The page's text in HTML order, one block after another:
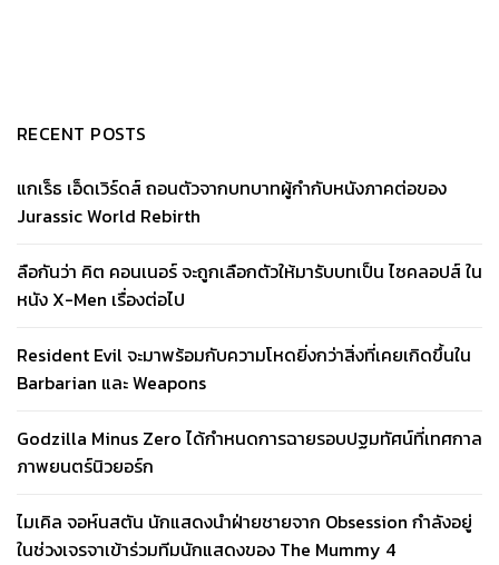
RECENT POSTS
แกเร็ธ เอ็ดเวิร์ดส์ ถอนตัวจากบทบาทผู้กำกับหนังภาคต่อของ
Jurassic World Rebirth
ลือกันว่า คิต คอนเนอร์ จะถูกเลือกตัวให้มารับบทเป็น ไซคลอปส์ ใน
หนัง X-Men เรื่องต่อไป
Resident Evil จะมาพร้อมกับความโหดยิ่งกว่าสิ่งที่เคยเกิดขึ้นใน
Barbarian และ Weapons
Godzilla Minus Zero ได้กำหนดการฉายรอบปฐมทัศน์ที่เทศกาล
ภาพยนตร์นิวยอร์ก
ไมเคิล จอห์นสตัน นักแสดงนำฝ่ายชายจาก Obsession กำลังอยู่
ในช่วงเจรจาเข้าร่วมทีมนักแสดงของ The Mummy 4